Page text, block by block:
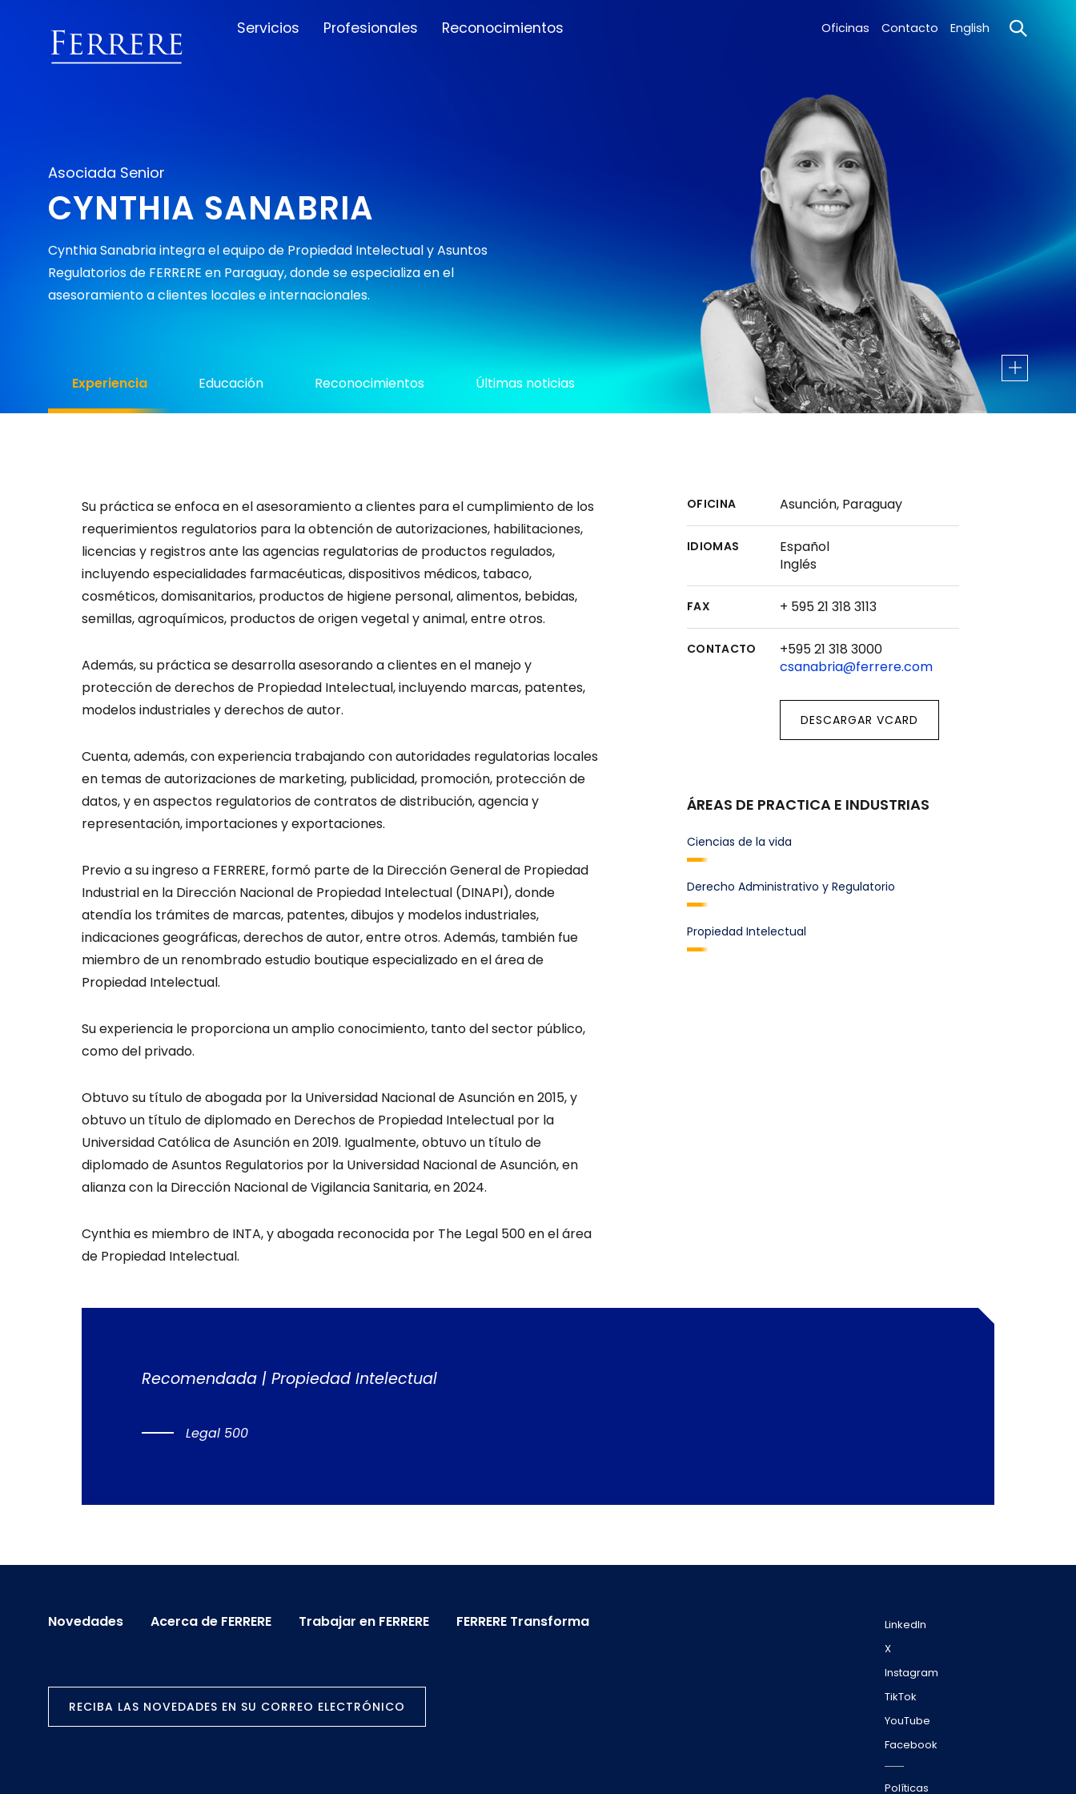
Servicios Profesionales Reconocimientos Oficinas Contacto English
Asociada Senior
CYNTHIA SANABRIA
Cynthia Sanabria integra el equipo de Propiedad Intelectual y Asuntos
Regulatorios de FERRERE en Paraguay, donde se especializa en el
asesoramiento a clientes locales e internacionales.
Experiencia Educación Reconocimientos Últimas noticias
Su práctica se enfoca en el asesoramiento a clientes para el cumplimiento de los
requerimientos regulatorios para la obtención de autorizaciones, habilitaciones,
licencias y registros ante las agencias regulatorias de productos regulados,
incluyendo especialidades farmacéuticas, dispositivos médicos, tabaco,
cosméticos, domisanitarios, productos de higiene personal, alimentos, bebidas,
semillas, agroquímicos, productos de origen vegetal y animal, entre otros.
Además, su práctica se desarrolla asesorando a clientes en el manejo y
protección de derechos de Propiedad Intelectual, incluyendo marcas, patentes,
modelos industriales y derechos de autor.
Cuenta, además, con experiencia trabajando con autoridades regulatorias locales
en temas de autorizaciones de marketing, publicidad, promoción, protección de
datos, y en aspectos regulatorios de contratos de distribución, agencia y
representación, importaciones y exportaciones.
Previo a su ingreso a FERRERE, formó parte de la Dirección General de Propiedad
Industrial en la Dirección Nacional de Propiedad Intelectual (DINAPI), donde
atendía los trámites de marcas, patentes, dibujos y modelos industriales,
indicaciones geográficas, derechos de autor, entre otros. Además, también fue
miembro de un renombrado estudio boutique especializado en el área de
Propiedad Intelectual.
Su experiencia le proporciona un amplio conocimiento, tanto del sector público,
como del privado.
Obtuvo su título de abogada por la Universidad Nacional de Asunción en 2015, y
obtuvo un título de diplomado en Derechos de Propiedad Intelectual por la
Universidad Católica de Asunción en 2019. Igualmente, obtuvo un título de
diplomado de Asuntos Regulatorios por la Universidad Nacional de Asunción, en
alianza con la Dirección Nacional de Vigilancia Sanitaria, en 2024.
Cynthia es miembro de INTA, y abogada reconocida por The Legal 500 en el área
de Propiedad Intelectual.
OFICINA Asunción, Paraguay
IDIOMAS
Español
Inglés
FAX + 595 21 318 3113
CONTACTO
+595 21 318 3000
csanabria@ferrere.com
DESCARGAR VCARD
ÁREAS DE PRACTICA E INDUSTRIAS
Ciencias de la vida
Derecho Administrativo y Regulatorio
Propiedad Intelectual
Recomendada | Propiedad Intelectual
Legal 500
Novedades Acerca de FERRERE Trabajar en FERRERE FERRERE Transforma
RECIBA LAS NOVEDADES EN SU CORREO ELECTRÓNICO
LinkedIn
X
Instagram
TikTok
YouTube
Facebook
Políticas